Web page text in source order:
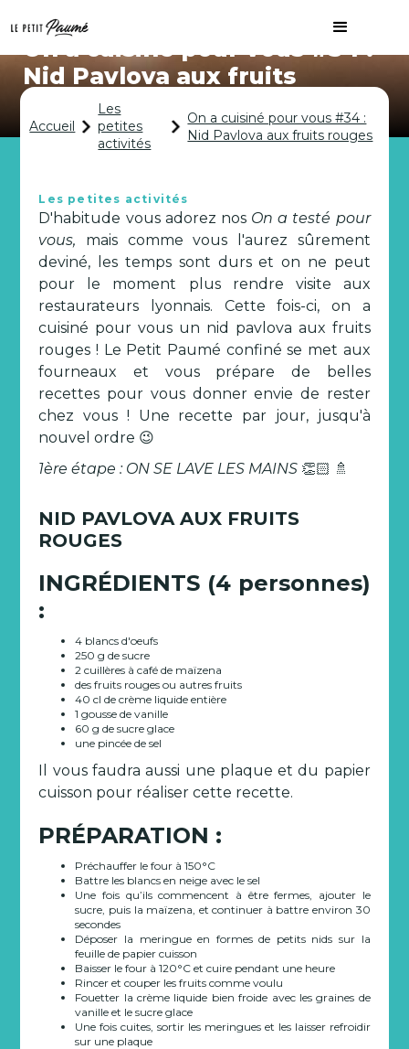
On a cuisiné pour vous #34 :
Nid Pavlova aux fruits
rouges
Accueil
Les
petites
activités
On a cuisiné pour vous #34 :
Nid Pavlova aux fruits rouges
Les petites activités
D'habitude vous adorez nos On a testé pour
vous, mais comme vous l'aurez sûrement
deviné, les temps sont durs et on ne peut
pour le moment plus rendre visite aux
restaurateurs lyonnais. Cette fois-ci, on a
cuisiné pour vous un nid pavlova aux fruits
rouges ! Le Petit Paumé confiné se met aux
fourneaux et vous prépare de belles
recettes pour vous donner envie de rester
chez vous ! Une recette par jour, jusqu'à
nouvel ordre 😉
1ère étape : ON SE LAVE LES MAINS 👏🏻 🚿
NID PAVLOVA AUX FRUITS
ROUGES
INGRÉDIENTS (4 personnes)
:
4 blancs d'oeufs
250 g de sucre
2 cuillères à café de maïzena
des fruits rouges ou autres fruits
40 cl de crème liquide entière
1 gousse de vanille
60 g de sucre glace
une pincée de sel
Il vous faudra aussi une plaque et du papier
cuisson pour réaliser cette recette.
PRÉPARATION :
Préchauffer le four à 150°C
Battre les blancs en neige avec le sel
Une fois qu’ils commencent à être fermes, ajouter le
sucre, puis la maïzena, et continuer à battre environ 30
secondes
Déposer la meringue en formes de petits nids sur la
feuille de papier cuisson
Baisser le four à 120°C et cuire pendant une heure
Rincer et couper les fruits comme voulu
Fouetter la crème liquide bien froide avec les graines de
vanille et le sucre glace
Une fois cuites, sortir les meringues et les laisser refroidir
sur une plaque